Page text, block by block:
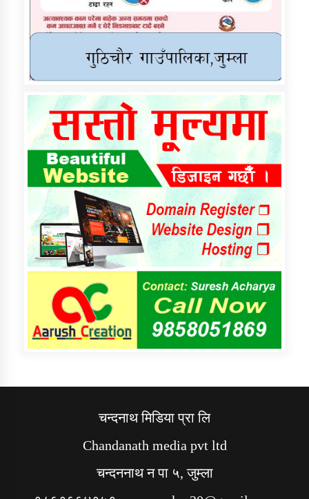
चन्दनाथ मिडिया प्रा लि
Chandanath media pvt ltd
चन्दननाथ न पा ५, जुम्ला